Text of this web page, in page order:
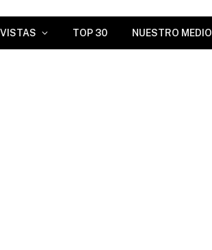
TOP 30 NUESTRO MEDIO